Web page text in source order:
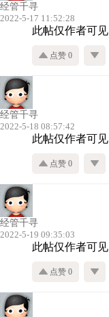
经管千寻
2022-5-17 11:52:28
此帖仅作者可见
点赞 0
经管千寻
2022-5-18 08:57:42
此帖仅作者可见
点赞 0
经管千寻
2022-5-19 09:35:03
此帖仅作者可见
点赞 0